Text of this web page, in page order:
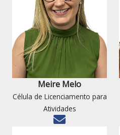
Meire Melo
Célula de Licenciamento para
Atividades